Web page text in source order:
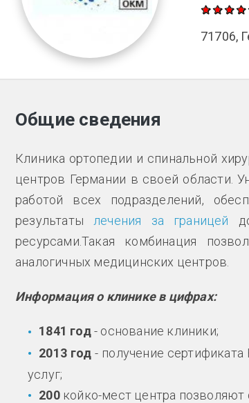
71706,
Общие сведения
Клиника ортопедии и спинальной
центров Германии в своей области.
работой всех подразделений,
результатылечения за границей
ресурсами.Такая комбинация
аналогичных медицинских центров.
Информация о клинике в цифрах:
1841 год- основание клиники;
2013 год - получение
услуг;
200койко-мест центра позволяют